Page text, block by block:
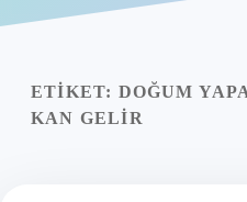
Yasal Uyarı
ETIKET: DOĞUM
KAN GELIR